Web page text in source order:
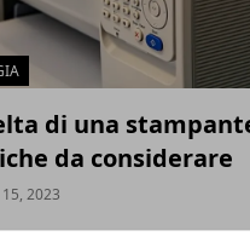
di una
da considerare
2023